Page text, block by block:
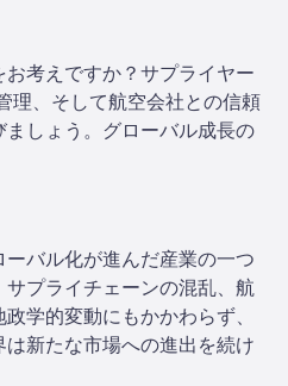
考えですか？サプライヤー
理、そして航空会社との信頼
しょう。グローバル成長の
バル化が進んだ産業の一つ
プライチェーンの混乱、航
学的変動にもかかわらず、
新たな市場への進出を続け